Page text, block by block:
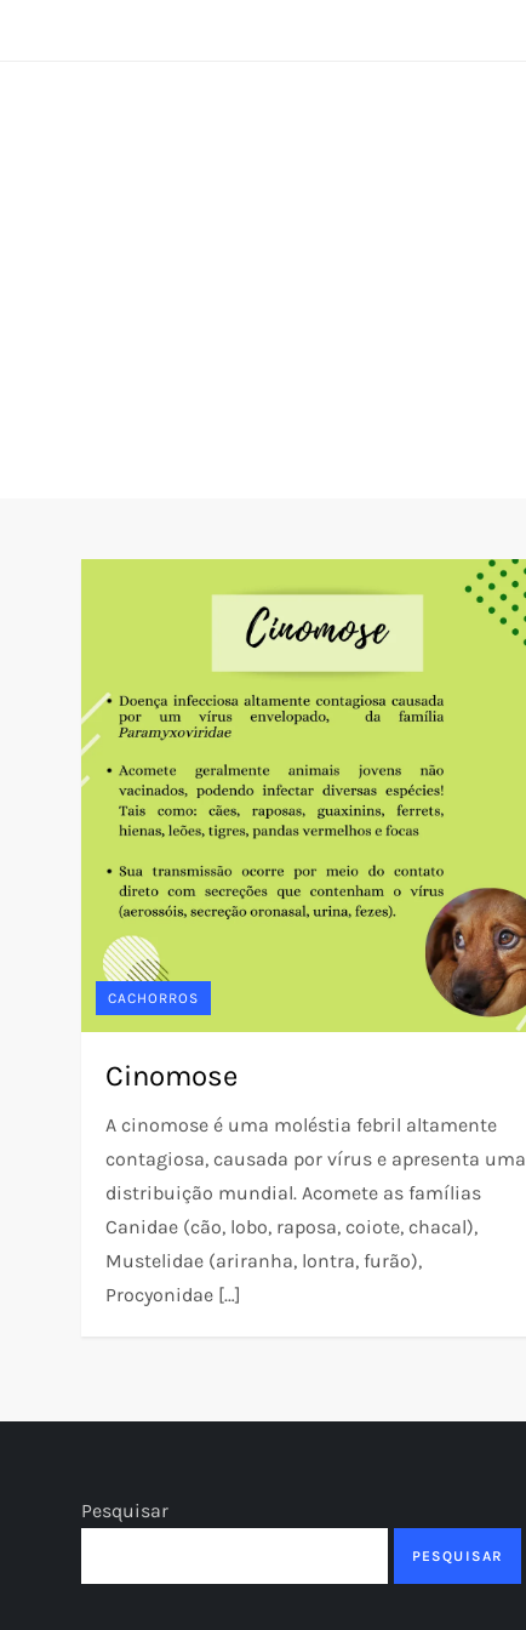
CACHORROS
Cinomose
A cinomose é uma moléstia febril altamente
contagiosa, causada por vírus e apresenta uma
distribuição mundial. Acomete as famílias
Canidae (cão, lobo, raposa, coiote, chacal),
Mustelidae (ariranha, lontra, furão),
Procyonidae […]
Pesquisar
PESQUISAR